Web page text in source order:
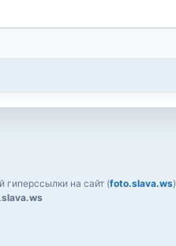
гиперссылки на сайт (foto.slava.ws)